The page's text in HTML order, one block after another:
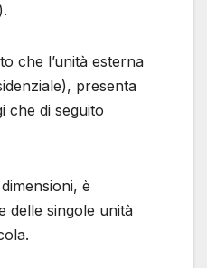
).
che l’unità esterna
presenta
che di seguito
è
delle singole unità